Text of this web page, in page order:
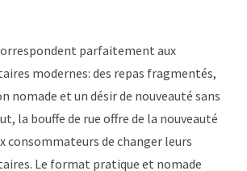
parfaitement aux
modernes: des repas fragmentés,
nomade et un désir de nouveauté sans
la bouffe de rue offre de la nouveauté
consommateurs de changer leurs
Le format pratique et nomade